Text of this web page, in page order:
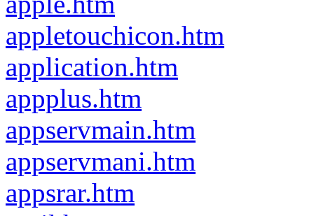
appletouchicon.htm
application.htm
appplus.htm
appservmain.htm
appservmani.htm
appsrar.htm